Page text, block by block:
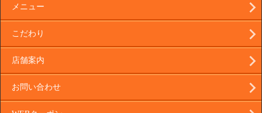
メニュー
こだわり
店舗案内
お問い合わせ